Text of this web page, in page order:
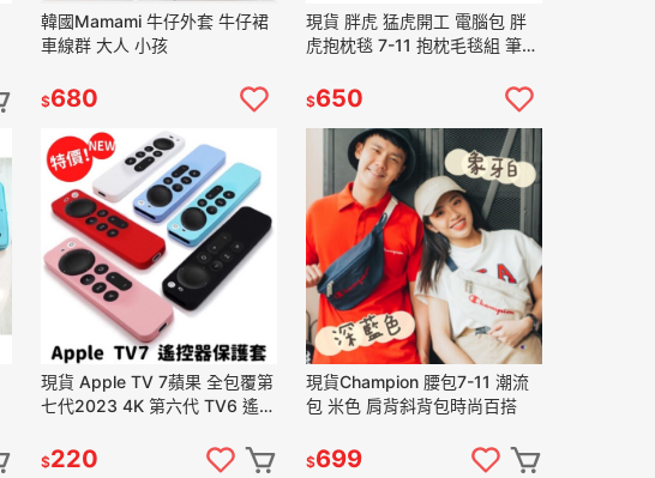
韓國Mamami 牛仔外套 牛仔裙
車線群 大人 小孩
$680
現貨 胖虎 猛虎開工 電腦包 胖
虎抱枕毯 7-11 抱枕毛毯組 筆電
$650
現貨 Apple TV 7蘋果 全包覆第
七代2023 4K 第六代 TV6 遙控
$220
現貨Champion 腰包7-11 潮流
包 米色 肩背斜背包時尚百搭
$699